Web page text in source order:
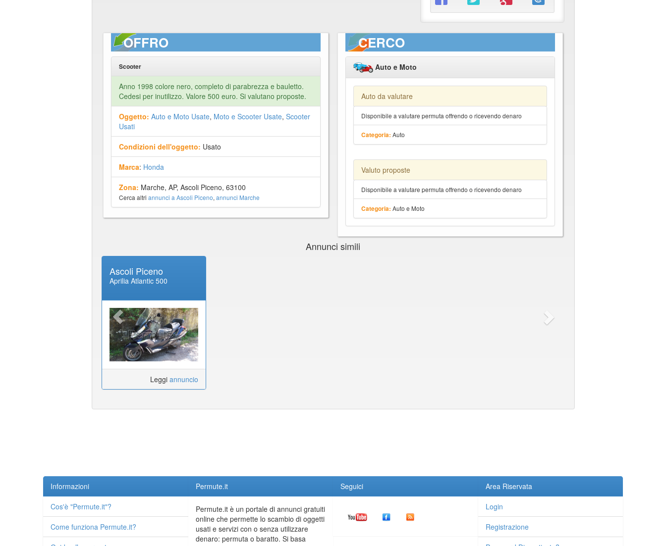
OFFRO
Scooter
Anno 1998 colore nero, completo di parabrezza e bauletto.
Cedesi per inutilizzo. Valore 500 euro. Si valutano proposte.
Oggetto: Auto e Moto Usate, Moto e Scooter Usate, Scooter
Usati
Condizioni dell'oggetto: Usato
Marca: Honda
Zona: Marche, AP, Ascoli Piceno, 63100
Cerca altri annunci a Ascoli Piceno, annunci Marche
CERCO
Auto e Moto
Auto da valutare
Disponibile a valutare permuta offrendo o ricevendo denaro
Categoria: Auto
Valuto proposte
Disponibile a valutare permuta offrendo o ricevendo denaro
Categoria: Auto e Moto
Annunci simili
Ascoli Piceno
Aprilia Atlantic 500
Leggi annuncio
Informazioni
Cos'è "Permute.it"?
Come funziona Permute.it?
Permute.it
Permute.it è un portale di annunci gratuiti
online che permette lo scambio di oggetti
usati e servizi con o senza utilizzare
denaro: permuta o baratto. Si basa
Seguici Area Riservata
Login
Registrazione